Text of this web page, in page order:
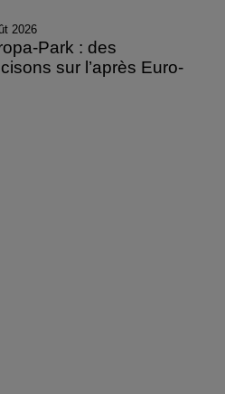
2026
Park : des
sur l’après Euro-